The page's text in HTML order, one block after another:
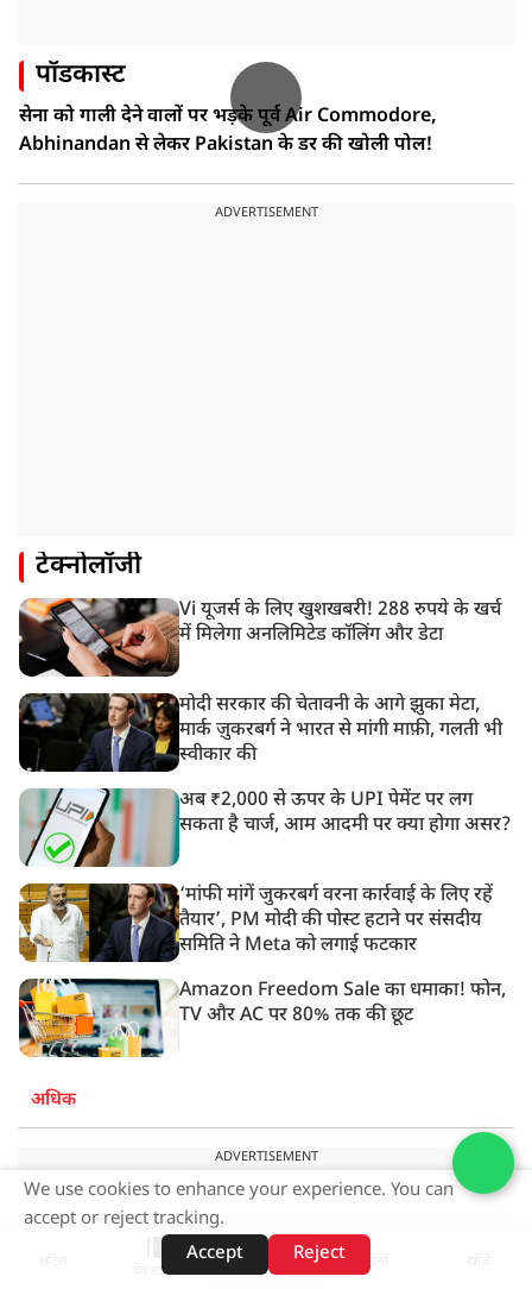
पॉडकास्ट
सेना को गाली देने वालों पर भड़के पूर्व Air Commodore,
Abhinandan से लेकर Pakistan के डर की खोली पोल!
ADVERTISEMENT
टेक्नोलॉजी
Vi यूजर्स के लिए खुशखबरी! 288 रुपये के खर्च
में मिलेगा अनलिमिटेड कॉलिंग और डेटा
मोदी सरकार की चेतावनी के आगे झुका मेटा,
मार्क ज़ुकरबर्ग ने भारत से मांगी माफ़ी, गलती भी
स्वीकार की
अब ₹2,000 से ऊपर के UPI पेमेंट पर लग
सकता है चार्ज, आम आदमी पर क्या होगा असर?
‘मांफी मांगें जुकरबर्ग वरना कार्रवाई के लिए रहें
तैयार’, PM मोदी की पोस्ट हटाने पर संसदीय
समिति ने Meta को लगाई फटकार
Amazon Freedom Sale का धमाका! फोन,
TV और AC पर 80% तक की छूट
अधिक
ADVERTISEMENT
वेब स्टोरीज़
We use cookies to enhance your experience. You can
accept or reject tracking.
Accept
Reject